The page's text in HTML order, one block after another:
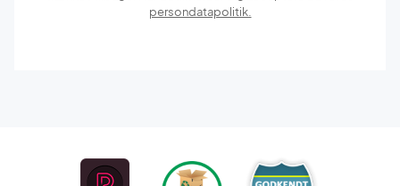
persondatapolitik.